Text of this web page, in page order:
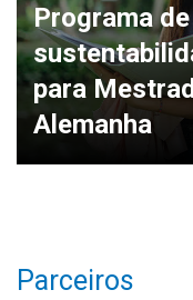
Programa
para
Alemanha
Parceiros